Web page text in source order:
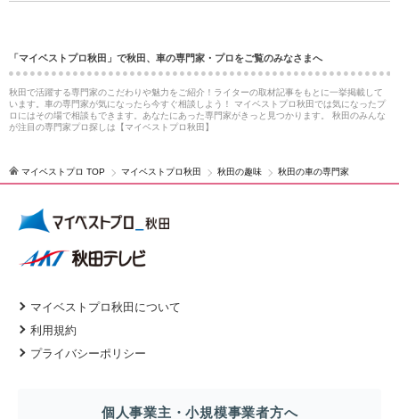
「マイベストプロ秋田」で秋田、車の専門家・プロをご覧のみなさまへ
秋田で活躍する専門家のこだわりや魅力をご紹介！ライターの取材記事をもとに一挙掲載して
います。車の専門家が気になったら今すぐ相談しよう！ マイベストプロ秋田では気になったプ
ロにはその場で相談もできます。あなたにあった専門家がきっと見つかります。 秋田のみんな
が注目の専門家プロ探しは【マイベストプロ秋田】
マイベストプロ TOP マイベストプロ秋田 秋田の趣味 秋田の車の専門家
マイベストプロ秋田について
利用規約
プライバシーポリシー
個人事業主・小規模事業者方へ